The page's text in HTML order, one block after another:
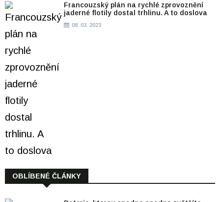
Francouzský plán na rychlé zprovoznění
jaderné flotily dostal trhlinu. A to doslova
08. 03. 2023
OBLÍBENÉ ČLÁNKY